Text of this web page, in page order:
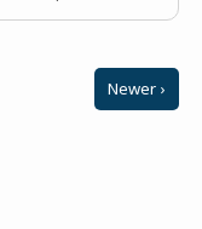
Newer ›